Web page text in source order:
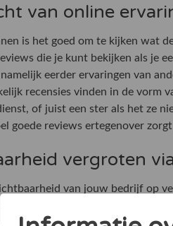
van online
is het goed om te kijken wat
die je kunt bekijken als je
eerder ervaringen van
recensies vinden in de vorm
of juist een ster als het ze
goede reviews ertegenover
vergroten
van jouw bedrijf op
de vorm van blogs, artikelen en
uitstraalt. Ook kan